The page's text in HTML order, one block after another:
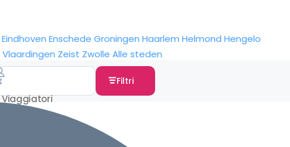
Eindhoven Enschede Groningen Haarlem Helmond Hengelo
Vlaardingen Zeist Zwolle Alle steden
Filtri